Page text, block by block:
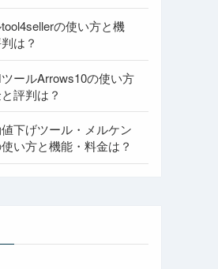
の使い方と機
は？
ールArrows10の使い方
評判は？
下げツール・メルケン
い方と機能・料金は？